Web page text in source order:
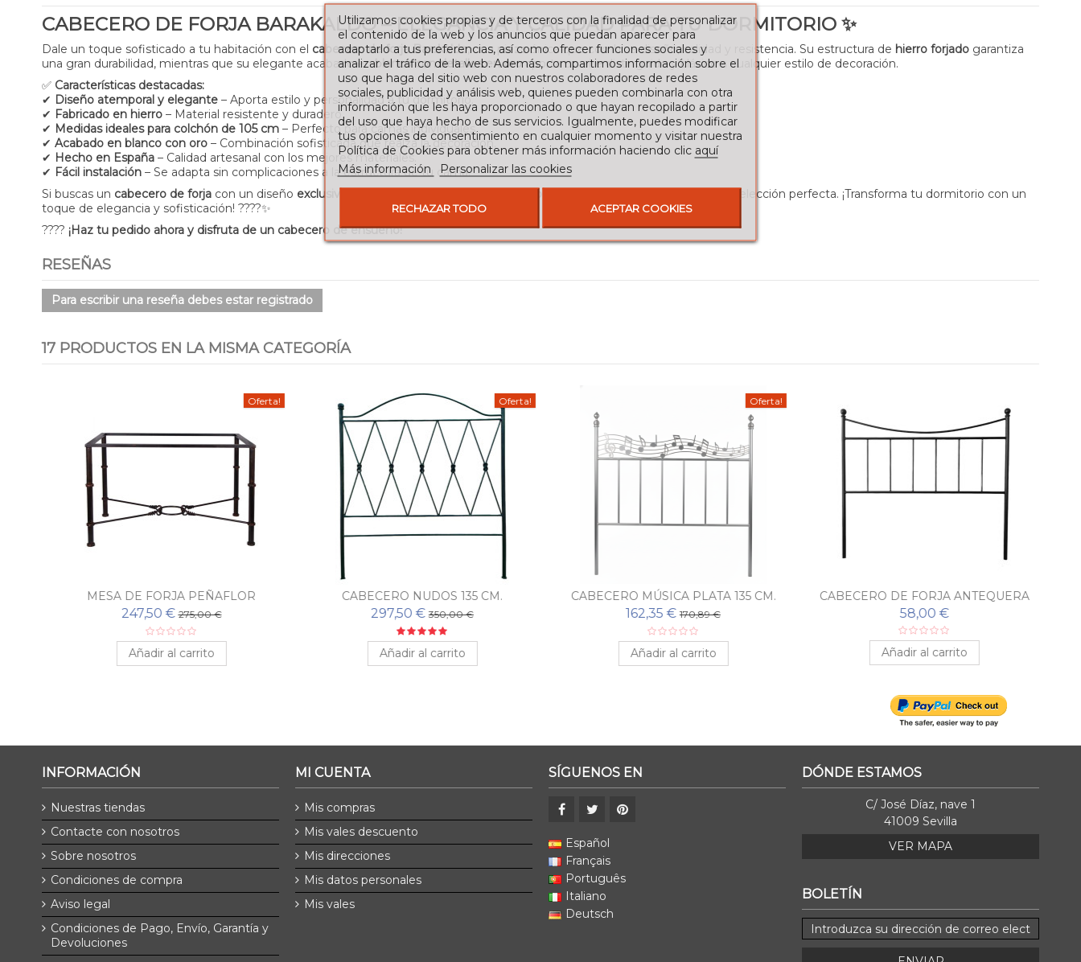
CABECERO DE FORJA BARAKALDO – ELEGANCIA Y CALIDAD PARA TU DORMITORIO ✨
Dale un toque sofisticado a tu habitación con el cabecero de forja Barakaldo, una pieza única que combina diseño, calidad y resistencia. Su estructura de hierro forjado garantiza
una gran durabilidad, mientras que su elegante acabado enblanco con detalles en oroaporta un aire distinguido y clásico a cualquier estilo de decoración.
✅ Características destacadas:
✔ Diseño atemporal y elegante – Aporta estilo y personalidad a tu dormitorio.
✔ Fabricado en hierro – Material resistente y duradero.
✔ Medidas ideales para colchón de 105 cm – Perfecto para camas individuales.
✔ Acabado en blanco con oro – Combinación sofisticada que realza la decoración.
✔ Hecho en España – Calidad artesanal con los mejores materiales.
✔ Fácil instalación – Se adapta sin complicaciones a la estructura de tu cama.
Si buscas un cabecero de forja con un diseño exclusivo, resistente y fabricado con la mejor calidad
es la elección perfecta. ¡Transforma tu dormitorio con un
toque de elegancia y sofisticación! ????✨
???? ¡Haz tu pedido ahora y disfruta de un cabecero de ensueño!
RESEÑAS
Para escribir una reseña debes estar registrado
17 PRODUCTOS EN LA MISMA CATEGORÍA
Oferta!
MESA DE FORJA PEÑAFLOR
247,50 €275,00 €
Añadir al carrito
Oferta!
CABECERO NUDOS 135 CM.
297,50 €350,00 €
Añadir al carrito
Oferta!
CABECERO MÚSICA PLATA 135 CM.
162,35 €170,89 €
Añadir al carrito
CABECERO DE FORJA ANTEQUERA
58,00 €
Añadir al carrito
INFORMACIÓN
Nuestras tiendas
Contacte con nosotros
Sobre nosotros
Condiciones de compra
Aviso legal
Condiciones de Pago, Envío, Garantía y
Devoluciones
MI CUENTA
Mis compras
Mis vales descuento
Mis direcciones
Mis datos personales
Mis vales
SÍGUENOS EN
Español
Français
Português
Italiano
Deutsch
DÓNDE ESTAMOS
C/ José Díaz, nave 1
41009 Sevilla
VER MAPA
BOLETÍN
Utilizamos cookies propias y de terceros con la finalidad de personalizar
el contenido de la web y los anuncios que puedan aparecer para
adaptarlo a tus preferencias, así como ofrecer funciones sociales y
analizar el tráfico de la web. Además, compartimos información sobre el
uso que haga del sitio web con nuestros colaboradores de redes
sociales, publicidad y análisis web, quienes pueden combinarla con otra
información que les haya proporcionado o que hayan recopilado a partir
del uso que haya hecho de sus servicios. Igualmente, puedes modificar
tus opciones de consentimiento en cualquier momento y visitar nuestra
Política de Cookies para obtener más información haciendo clic aquí
Más información
Personalizar las cookies
RECHAZAR TODO ACEPTAR COOKIES